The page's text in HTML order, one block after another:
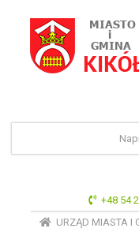
+48 54
URZĄD MIASTA I